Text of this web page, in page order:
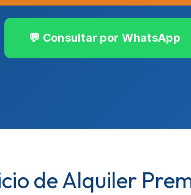
💬 Consultar por WhatsApp
de Alquiler